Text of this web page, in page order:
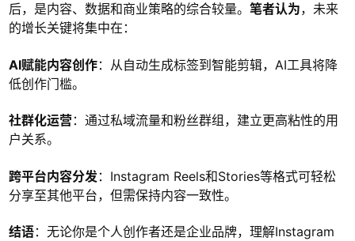
后，是内容、数据和商业策略的综合较量。 笔者认为，未来
的增长关键将集中在：
AI赋能内容创作：从自动生成标签到智能剪辑，AI工具将降
低创作门槛。
社群化运营：通过私域流量和粉丝群组，建立更高粘性的用
户关系。
跨平台内容分发：Instagram Reels和Stories等格式可轻松
分享至其他平台，但需保持内容一致性。
结语：无论你是个人创作者还是企业品牌，理解Instagram